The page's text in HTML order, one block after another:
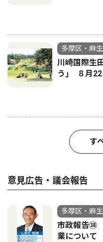
多摩区・麻
川崎国際生
う｣ ８月22
す
意見広告・議会報告
多摩区・麻
市政報告㊳
業について